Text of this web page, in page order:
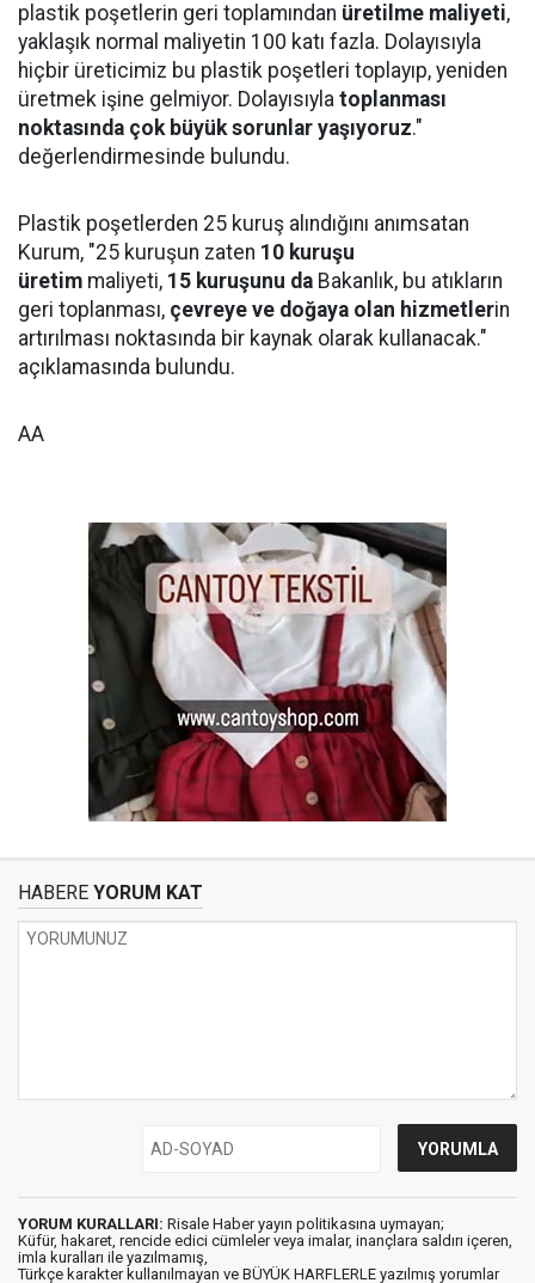
plastik poşetlerin geri toplamından üretilme maliyeti,
yaklaşık normal maliyetin 100 katı fazla. Dolayısıyla
hiçbir üreticimiz bu plastik poşetleri toplayıp, yeniden
üretmek işine gelmiyor. Dolayısıyla toplanması
noktasında çok büyük sorunlar yaşıyoruz."
değerlendirmesinde bulundu.
Plastik poşetlerden 25 kuruş alındığını anımsatan
Kurum, "25 kuruşun zaten 10 kuruşu
üretim maliyeti, 15 kuruşunu da Bakanlık, bu atıkların
geri toplanması, çevreye ve doğaya olan hizmetlerin
artırılması noktasında bir kaynak olarak kullanacak."
açıklamasında bulundu.
AA
HABERE YORUM KAT
YORUM KURALLARI: Risale Haber yayın politikasına uymayan;
Küfür, hakaret, rencide edici cümleler veya imalar, inançlara saldırı içeren,
imla kuralları ile yazılmamış,
Türkçe karakter kullanılmayan ve BÜYÜK HARFLERLE yazılmış yorumlar